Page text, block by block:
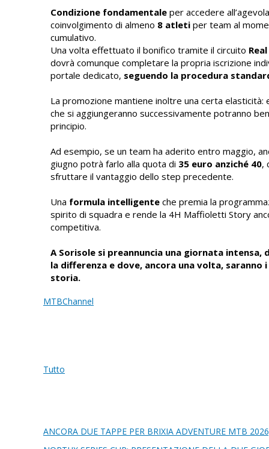
Condizione fondamentale per accedere
coinvolgimento di almeno 8 atleti per team al
cumulativo.
Una volta effettuato il bonifico tramite il circuito
dovrà comunque completare la propria iscrizione
portale dedicato, seguendo la procedura
La promozione mantiene inoltre una certa elasticità:
che si aggiungeranno successivamente potranno
principio.
Ad esempio, se un team ha aderito entro maggio,
giugno potrà farlo alla quota di 35 euro anziché 40,
sfruttare il vantaggio dello step precedente.
Una formula intelligente che premia la
spirito di squadra e rende la 4H Maffioletti Story
competitiva.
A Sorisole si preannuncia una giornata intensa,
la differenza e dove, ancora una volta, saranno
storia.
MTBChannel
Tutto
ANCORA DUE TAPPE PER BRIXIA ADVENTURE MTB